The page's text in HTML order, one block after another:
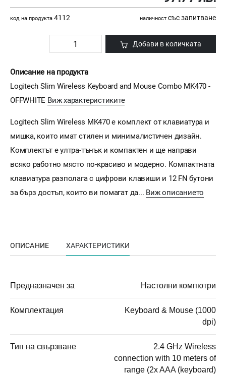
код на продукта 4112 наличност със запитване
Добави в количката
Описание на продукта
Logitech Slim Wireless Keyboard and Mouse Combo MK470 -
OFFWHITE Виж характеристиките
Logitech Slim Wireless MK470 е комплект от клавиатура и
мишка, които имат стилен и минималистичен дизайн.
Комплектът е ултра-тънък и компактен и ще направи
всяко работно място по-красиво и модерно. Компактната
клавиатура разполага с цифрови клавиши и 12 FN бутони
за бърз достъп, които ви помагат да... Виж описанието
ОПИСАНИЕ ХАРАКТЕРИСТИКИ
Предназначен за Настолни компютри
Комплектация
Keyboard & Mouse (1000
dpi)
Тип на свързване
2.4 GHz Wireless
connection with 10 meters of
range (2x AAA (keyboard)